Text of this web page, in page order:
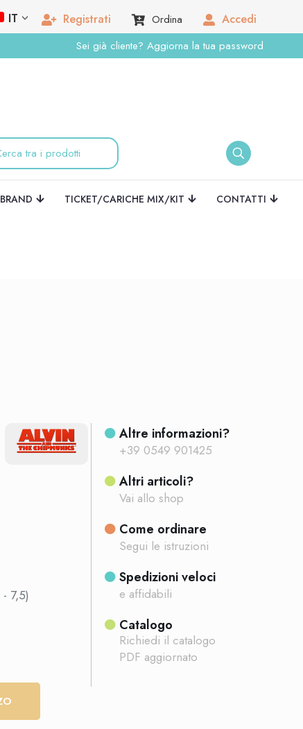
IT Registrati Ordina Accedi
Sei già cliente? Aggiorna la tua password
BRAND TICKET/CARICHE MIX/KIT
CONTATTI
7,5)
Altre informazioni?
+39 0549 901425
Altri articoli?
Vai allo shop
Come ordinare
Segui le istruzioni
Spedizioni veloci
e affidabili
Catalogo
Richiedi il catalogo
PDF aggiornato